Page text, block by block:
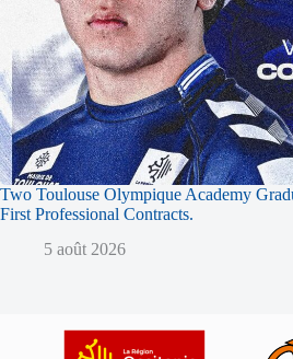
Two Toulouse Olympique Academy
First Professional Contracts.
5 août 2026